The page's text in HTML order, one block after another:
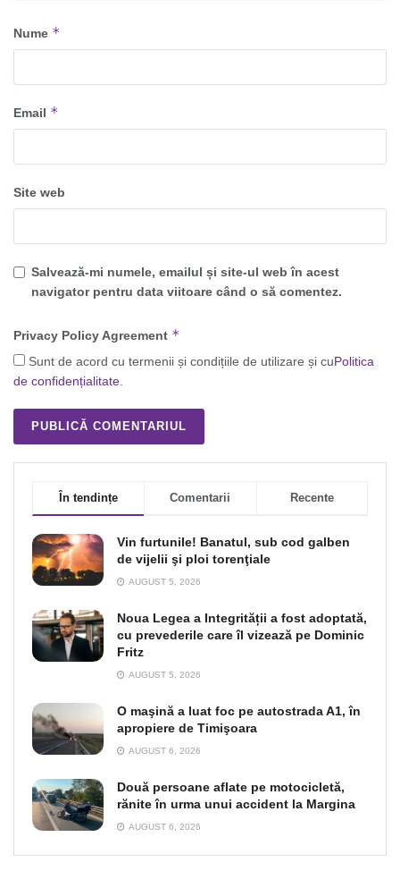
Nume *
Email *
Site web
Salvează-mi numele, emailul și site-ul web în acest
navigator pentru data viitoare când o să comentez.
Privacy Policy Agreement *
Sunt de acord cu termenii și condițiile de utilizare și cuPolitica
de confidențialitate.
În tendințe Comentarii Recente
Vin furtunile! Banatul, sub cod galben
de vijelii şi ploi torenţiale
AUGUST 5, 2026
Noua Legea a Integrității a fost adoptată,
cu prevederile care îl vizează pe Dominic
Fritz
AUGUST 5, 2026
O maşină a luat foc pe autostrada A1, în
apropiere de Timişoara
AUGUST 6, 2026
Două persoane aflate pe motocicletă,
rănite în urma unui accident la Margina
AUGUST 6, 2026